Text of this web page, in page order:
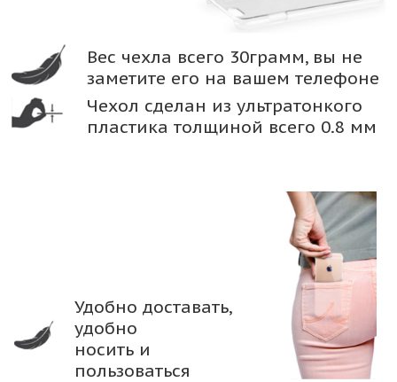
Вес чехла всего 30грамм, вы не
заметите его на вашем телефоне
Чехол сделан из ультратонкого
пластика толщиной всего 0.8 мм
Удобно доставать,
удобно
носить и
пользоваться